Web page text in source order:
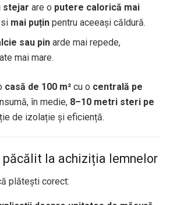
stejar are o putere calorică mai
mai puțin pentru aceeași căldură.
sau pin arde mai repede,
mai mare.
casă de 100 m² cu o centrală pe
în medie, 8–10 metri steri pe
de izolație și eficiență.
păcălit la achiziția lemnelor
plătești corect: